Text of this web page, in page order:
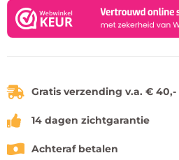
Gratis verzending v.a. € 40,-
14 dagen zichtgarantie
Achteraf betalen